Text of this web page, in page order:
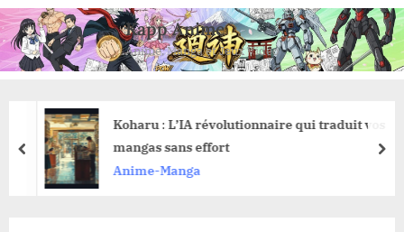
Skip
to
content
Kapp Anime
Anime, Manga et Jeux Vidéo
Koharu : L’IA révolutionnaire qui traduit vos
mangas sans effort
Anime-Manga
prev